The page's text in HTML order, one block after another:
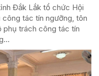
Đắk Lắk tổ chức Hội
tác tín ngưỡng, tôn
phụ trách công tác tín